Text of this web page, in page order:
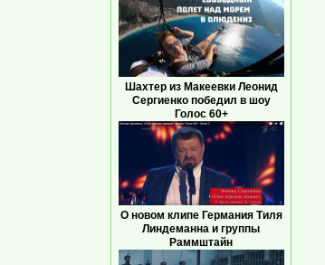
Шахтер из Макеевки Леонид
Сергиенко победил в шоу
Голос 60+
О новом клипе Германия Тиля
Линдеманна и группы
Раммштайн